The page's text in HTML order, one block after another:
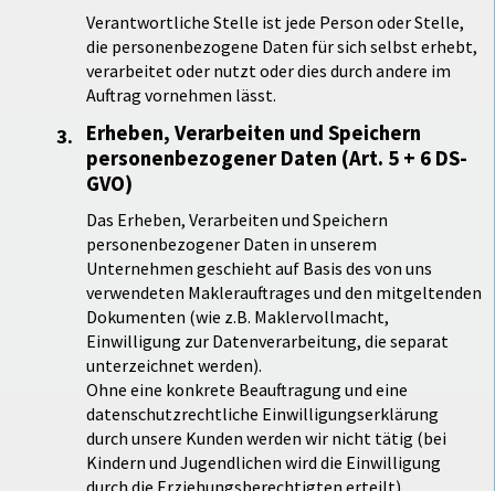
Verantwortliche Stelle ist jede Person oder Stelle,
die personenbezogene Daten für sich selbst erhebt,
verarbeitet oder nutzt oder dies durch andere im
Auftrag vornehmen lässt.
Erheben, Verarbeiten und Speichern
personenbezogener Daten (Art. 5 + 6 DS-
GVO)
Das Erheben, Verarbeiten und Speichern
personenbezogener Daten in unserem
Unternehmen geschieht auf Basis des von uns
verwendeten Maklerauftrages und den mitgeltenden
Dokumenten (wie z.B. Maklervollmacht,
Einwilligung zur Datenverarbeitung, die separat
unterzeichnet werden).
Ohne eine konkrete Beauftragung und eine
datenschutzrechtliche Einwilligungserklärung
durch unsere Kunden werden wir nicht tätig (bei
Kindern und Jugendlichen wird die Einwilligung